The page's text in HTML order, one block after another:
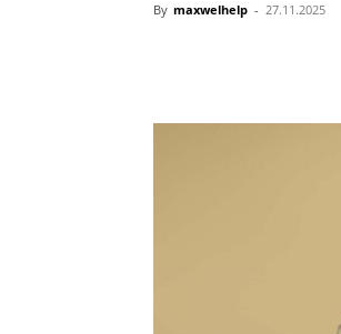
By maxwelhelp - 27.11.2025